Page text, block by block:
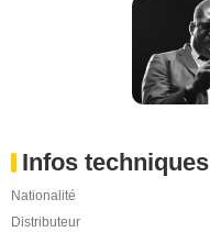
Infos techniques
Nationalité
Distributeur